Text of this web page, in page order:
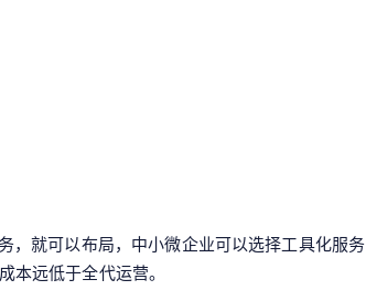
，就可以布局，中小微企业可以选择工具化服务
本远低于全代运营。